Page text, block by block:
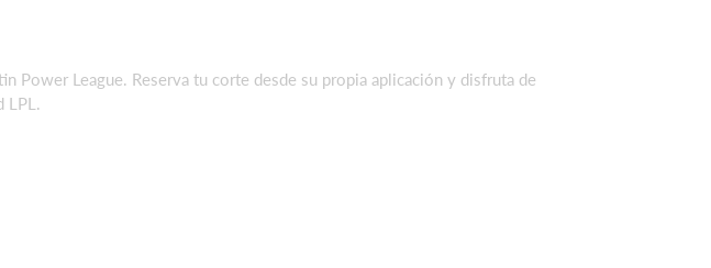
Power League. Reserva tu corte desde su propia aplicación y disfruta de
LPL.